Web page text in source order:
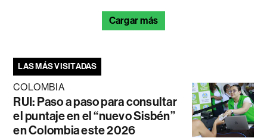
Cargar más
LAS MÁS VISITADAS
COLOMBIA
RUI: Paso a paso para consultar
el puntaje en el “nuevo Sisbén”
en Colombia este 2026